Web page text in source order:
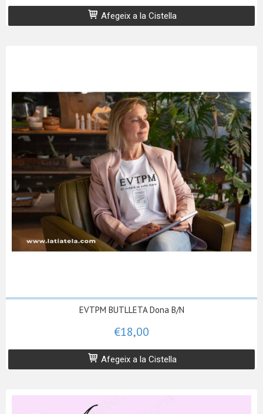
Afegeix a la Cistella
EVTPM BUTLLETA Dona B/N
€18,00
Afegeix a la Cistella